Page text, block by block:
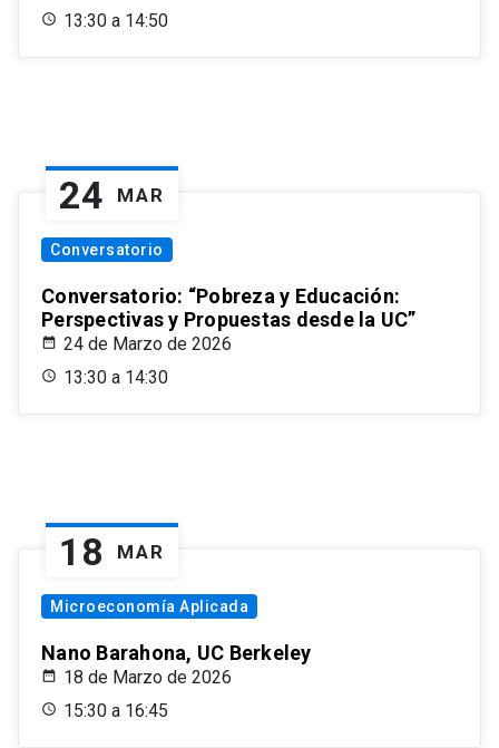
13:30 a 14:50
24 MAR
Conversatorio
Conversatorio: “Pobreza y Educación:
Perspectivas y Propuestas desde la UC”
24 de Marzo de 2026
13:30 a 14:30
18 MAR
Microeconomía Aplicada
Nano Barahona, UC Berkeley
18 de Marzo de 2026
15:30 a 16:45